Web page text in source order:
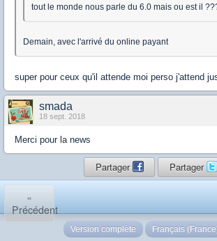
tout le monde nous parle du 6.0 mais ou est il
Demain, avec l'arrivé du online payant
super pour ceux qu'il attende moi perso j'attend
smada
18 sept. 2018
Merci pour la news
Partager Partager
«
Précédent
Version complète Français